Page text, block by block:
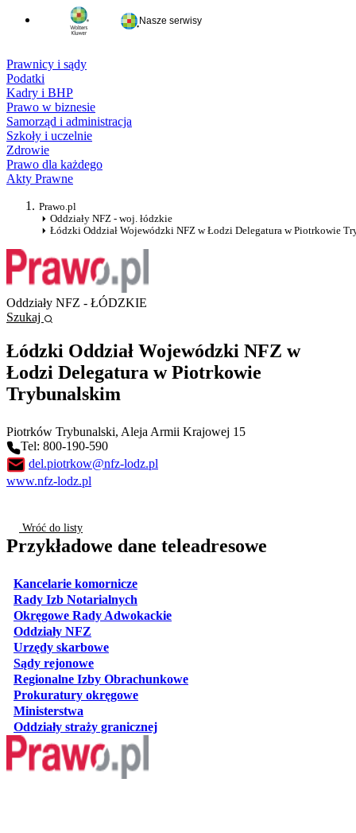
Nasze serwisy
Prawnicy i sądy
Podatki
Kadry i BHP
Prawo w biznesie
Samorząd i administracja
Szkoły i uczelnie
Zdrowie
Prawo dla każdego
Akty Prawne
Prawo.pl
Oddziały NFZ - woj. łódzkie
Łódzki Oddział Wojewódzki NFZ w Łodzi Delegatura w Piotrkowie
Oddziały NFZ - ŁÓDZKIE
Szukaj
Łódzki Oddział Wojewódzki NFZ w
Łodzi Delegatura w Piotrkowie
Trybunalskim
Piotrków Trybunalski, Aleja Armii Krajowej 15
Tel: 800-190-590
del.piotrkow@nfz-lodz.pl
www.nfz-lodz.pl
Wróć do listy
Przykładowe dane teleadresowe
Kancelarie komorniczeotwiera się w nowej karcie
Rady Izb Notarialnych
Okręgowe Rady Adwokackieotwiera się w nowej karcie
Oddziały NFZ
Urzędy skarboweotwiera się w nowej karcie
Sądy rejonoweotwiera się w nowej karcie
Regionalne Izby Obrachunkoweotwiera się w nowej karcie
Prokuratury okręgoweotwiera się w nowej karcie
Ministerstwa
Oddziały straży granicznejotwiera się w nowej karcie